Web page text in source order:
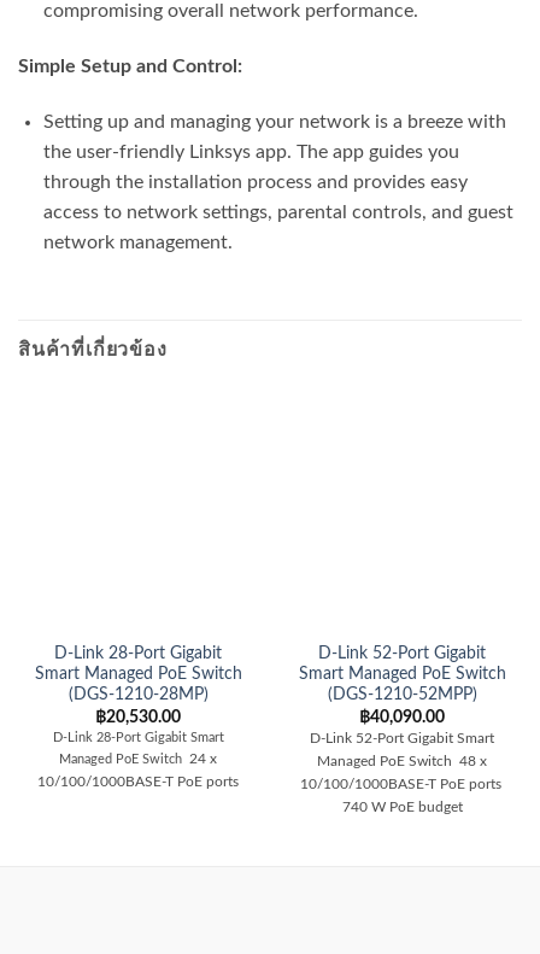
compromising overall network performance.
Simple Setup and Control:
Setting up and managing your network is a breeze with
the user-friendly Linksys app. The app guides you
through the installation process and provides easy
access to network settings, parental controls, and guest
network management.
สินค้าที่เกี่ยวข้อง
D-Link 28-Port Gigabit
Smart Managed PoE Switch
(DGS-1210-28MP)
฿20,530.00
D-Link 28-Port Gigabit Smart
Managed PoE Switch 24 x
10/100/1000BASE-T PoE ports
D-Link 52-Port Gigabit
Smart Managed PoE Switch
(DGS-1210-52MPP)
฿40,090.00
D-Link 52-Port Gigabit Smart
Managed PoE Switch 48 x
10/100/1000BASE-T PoE ports
740 W PoE budget